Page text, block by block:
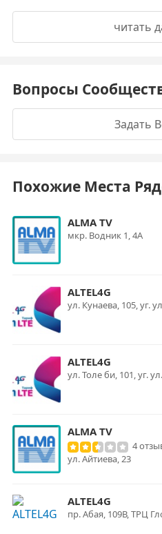
читать
Вопросы
Задать
Похожие Места
ALMA TV
мкр. Водник 1, 4А
ALTEL4G
ул. Кунаева, 105, уг.
ALTEL4G
ул. Толе би, 101, уг.
ALMA TV
4
ул. Айтиева, 23
ALTEL4G
пр. Абая, 109В, ТРЦ